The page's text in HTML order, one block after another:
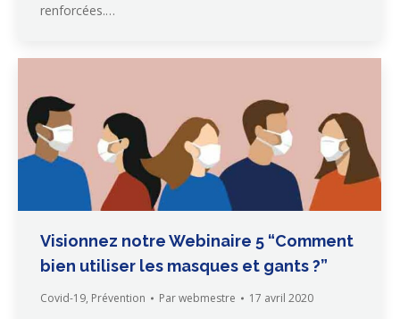
renforcées.…
Visionnez notre Webinaire 5 “Comment
bien utiliser les masques et gants ?”
Covid-19, Prévention Parwebmestre 17 avril 2020